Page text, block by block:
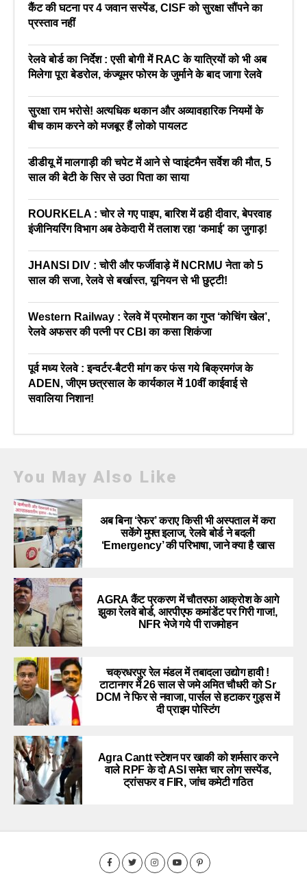
कैंट की घटना पर 4 जवान सस्पेंड, CISF को सुरक्षा सौंपने का
प्रस्ताव नहीं
रेलवे बोर्ड का निर्देश : एसी बोगी में RAC के यात्रियों को भी अब
मिलेगा पूरा बेडरोल, कंज्यूमर फोरम के जुर्माने के बाद जागा रेलवे
सुरक्षा राम भरोसे! अत्यधिक थकान और अव्यावहारिक नियमों के
बीच काम करने को मजबूर हैं लोको पायलट
डीडीयू में मालगाड़ी की चपेट में आने से प्वाइंटमैन सर्वेश की मौत, 5
साल की बेटी के सिर से उठा पिता का साया
ROURKELA : चोर ले गए पाइप, बारिश में ढही दीवार, बेपरवाह
इंजीनियरिंग विभाग अब ठेकेदारी में तलाश रहा ‘कमाई’ का जुगाड़!
JHANSI DIV : चोरी और फर्जीवाड़े में NCRMU नेता को 5
साल की सजा, रेलवे से बर्खास्त, यूनियन से भी छुट्टी!
Western Railway : रेलवे में प्रमोशन का गुप्त ‘कोचिंग खेल’,
रेलवे अफसर की पत्नी पर CBI का कसा शिकंजा
पूर्व मध्य रेलवे : इन्वर्टर-बैटरी मांग कर फंस गये बिक्रमगंज के
ADEN, जीएम छत्रसाल के कार्यकाल में 10वीं काईवाई से
सवालिया निशान!
You May Also Like
अब बिना ‘रेफर’ कराए किसी भी अस्पताल में करा
सकेंगे मुफ्त इलाज, रेलवे बोर्ड ने बदली
‘Emergency’ की परिभाषा, जाने क्या है खास
AGRA कैंट प्रकरण में चौतरफा आक्रोश के आगे
झुका रेलवे बोर्ड, आरपीएफ कमांडेंट पर गिरी गाज!,
NFR भेजे गये पी राजमोहन
चक्रधरपुर रेल मंडल में तबादला उद्योग हावी !
टाटानगर में 26 साल से जमे अमित चौधरी को Sr
DCM ने फिर से नवाजा, पार्सल से हटाकर गुड्स में
दी प्राइम पोस्टिंग
Agra Cantt स्टेशन पर खाकी को शर्मसार करने
वाले RPF के दो ASI समेत चार लोग सस्पेंड,
ट्रांसफर व FIR, जांच कमेटी गठित